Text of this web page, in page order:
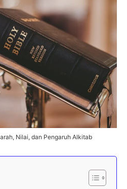
Nilai, dan Pengaruh Alkitab